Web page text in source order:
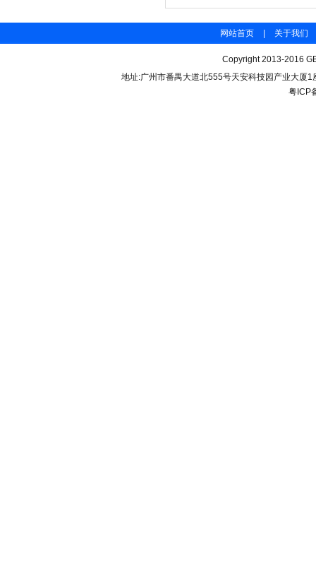
网站首页 关于我们
Copyright 2013-2016
地址:广州市番禺大道北555号天安科技园产业大厦
粤ICP